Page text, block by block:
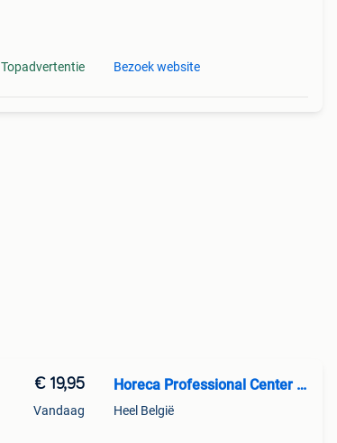
Topadvertentie Bezoek website
€ 19,95
Vandaag
Horeca Professional Center BV
Heel België